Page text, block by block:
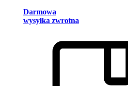
Darmowa
wysyłka zwrotna